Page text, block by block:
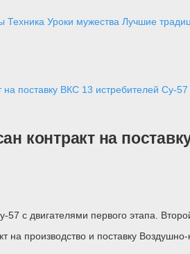
Техника Уроки мужества Лучшие
на поставку ВКС 13 истребителей Су-57
контракт на
с двигателями первого этапа.
на производство и поставку